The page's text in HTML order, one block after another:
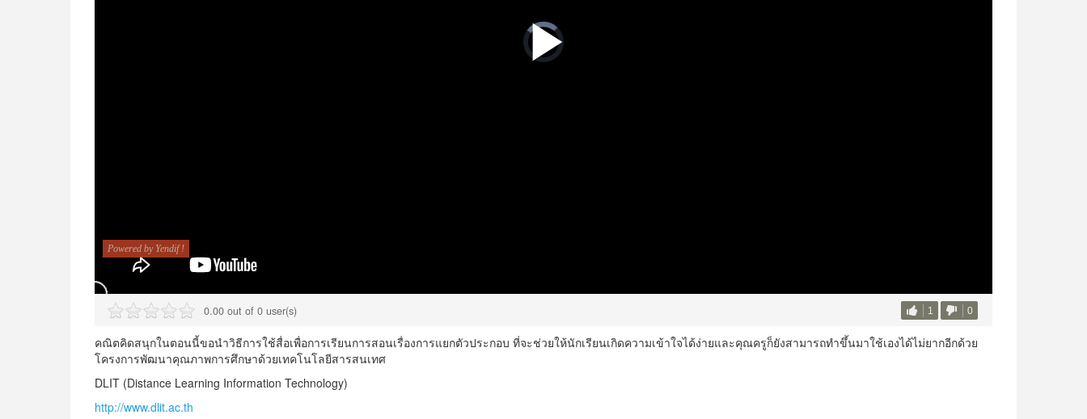
0.00 out of 0 user(s) 1 0
คณิตคิดสนุกในตอนนี้ขอนำวิธีการใช้สื่อเพื่อการเรียนการสอนเรื่องการแยกตัวประกอบ ที่จะช่วยให้นักเรียนเกิดความเข้าใจได้ง่ายและคุณครูก็ยังสามารถทำขึ้นมาใช้เองได้ไม่ยากอีกด้วย
โครงการพัฒนาคุณภาพการศึกษาด้วยเทคโนโลยีสารสนเทศ
DLIT (Distance Learning Information Technology)
http://www.dlit.ac.th